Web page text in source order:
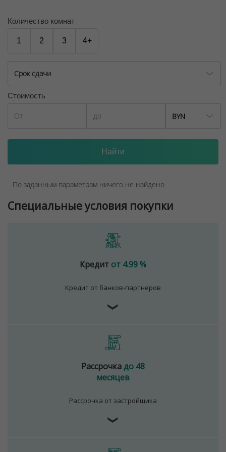
№02240/129 от 06.09.06г.
04.09.2025
Количество комнат
1 2 3 4+
Срок сдачи
Стоимость
BYN
По заданным параметрам ничего не найдено
Специальные условия покупки
Кредит от 4.99 %
Кредит от банков-партнеров
❯
Рассрочкадо 48
месяцев
Рассрочка от застройщика
❯